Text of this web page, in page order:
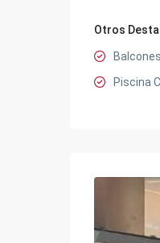
Otros
Balcones
Piscina